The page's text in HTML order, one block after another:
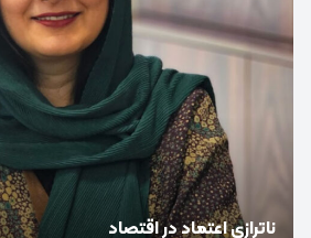
ناترازی اعتماد در اقتصاد